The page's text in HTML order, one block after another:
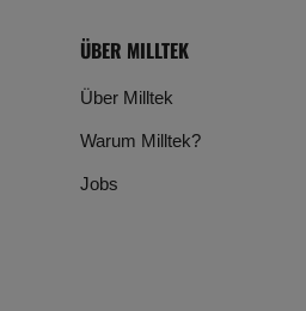
ÜBER MILLTEK
Über Milltek
Warum Milltek?
Jobs